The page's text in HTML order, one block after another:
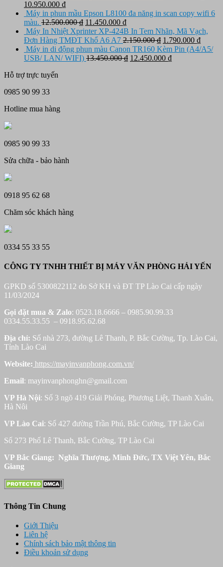
là:
4.850.000 ₫.là:
4.150.000 ₫.
Giá
gốc
là:
11.650.000 ₫.
10.950.000 ₫Giá
hiện
tại
là:
10.950.000 ₫.
Máy in phun mầu Epson L8100 đa năng in scan copy wifi 6
màu. 12.500.000₫ Giá
gốc
là:
12.500.000 ₫.
11.450.000 ₫Giá
hiện
tại
là:
11.450.000 ₫.
Máy In Nhiệt Xprinter XP-424B In Tem Nhãn, Mã Vạch,
Đơn Hàng TMĐT Khổ A6 A7 2.150.000₫ Giá
gốc
là:
1.790.000 ₫Giá
hiện
Máy in di động phun màu Canon TR160 Kèm Pin (A4/A5/
USB/ LAN/ WIFI) 13.450.000₫ Giá
12.450.000 ₫Giá
Hỗ trợ trực tuyến
0985 90 99 33
Hotline mua hàng
0985 90 99 33
Sửa chữa - bảo hành
0918 95 62 68
Chăm sóc khách hàng
0334 55 33 55
CÔNG TY TNHH THIẾT BỊ MÁY VĂN PHÒNG HẢI YẾN
GPKD số 5300822112 do Sở KH và ĐT TP Lào Cai cấp ngày
11/03/2024
Gọi đặt mua & Zalo: 0523.18.6666 – 0985.90.99.33
0334.55.33.55 – 0918.95.62.68
Địa chỉ: Số nhà 273, đường Lê Thanh, P. Bắc Cường, Tp. Lào Cai,
Tỉnh Lào Cai
Website: https://mayinvanphong.com.vn/
Email: mayinvanphonghn@gmail.com
VP Hà Nội: Số 3 ngõ 419 Giải Phóng, Phương Liệt, Thanh Xuân,
Hà Nôi
VP Lào Cai: Số 427 đường Trần Phú, Bắc Cường, TP Lào Cai
Số 273 Phố Lê Thanh, Bắc Cường, TP Lào Cai
VP Bắc Giang: Nghĩa Thượng, Minh Đức, TX Việt Yên, Bắc
Giang
Thông Tin Chung
Giới Thiệu
Liên hệ
Chính sách bảo mật thông tin
Điều khoản sử dụng